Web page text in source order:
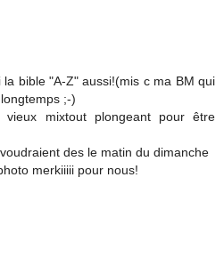
bible "A-Z" aussi!(mis c ma BM qui
;-)
vieux mixtout plongeant pour être
des le matin du dimanche
merkiiiii pour nous!